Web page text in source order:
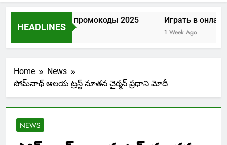
HEADLINES
Лев казино промокоды 2025
4 Days Ago
Играть в
1 Week Ago
Home
News
సోమ్‌నాథ్‌ ఆలయ ట్రస్ట్ నూతన చైర్మన్ ప్రధాని మోదీ
NEWS